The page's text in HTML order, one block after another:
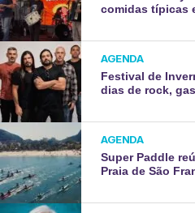
comidas típicas
AGENDA
Festival de
dias de rock,
AGENDA
Super Paddle
Praia de São